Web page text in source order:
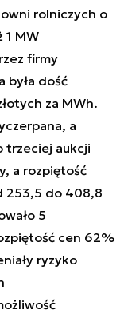
rolniczych o
1 MW
firmy
była dość
za MWh.
a
trzeciej aukcji
a rozpiętość
253,5 do 408,8
5
cen 62%
ryzyko